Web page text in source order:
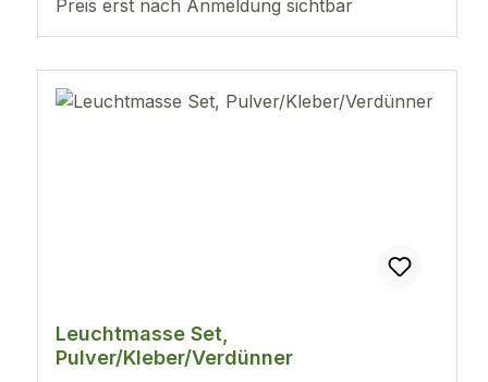
Preis erst nach Anmeldung sichtbar
Leuchtmasse Set,
Pulver/Kleber/Verdünner